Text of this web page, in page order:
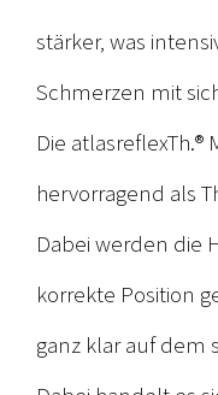
stärker, was
Schmerzen mit
Die
hervorragend als
Dabei werden die
korrekte Position
ganz klar auf dem